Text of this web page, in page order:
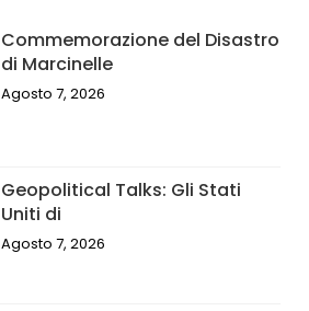
Commemorazione del Disastro
di Marcinelle
Agosto 7, 2026
Geopolitical Talks: Gli Stati
Uniti di
Agosto 7, 2026